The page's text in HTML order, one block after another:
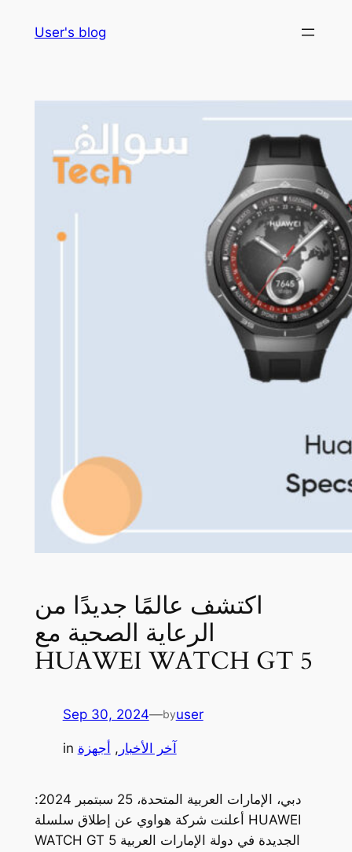
User's blog
اكتشف عالمًا جديدًا من
الرعاية الصحية مع
HUAWEI WATCH GT 5
Sep 30, 2024—byuser
in آخر الأخبار , أجهزة
دبي، الإمارات العربية المتحدة، 25 سبتمبر 2024:
أعلنت شركة هواوي عن إطلاق سلسلة HUAWEI
WATCH GT 5 الجديدة في دولة الإمارات العربية